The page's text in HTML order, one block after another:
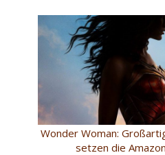
Wonder Woman:
setzen die